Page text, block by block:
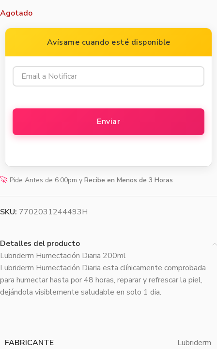
Agotado
Avísame cuando esté disponible
🚀 Pide Antes de 6:00pm y Recibe en Menos de 3 Horas
SKU: 7702031244493H
Detalles del producto
Lubriderm Humectación Diaria 200ml
Lubriderm Humectación Diaria esta clínicamente comprobada
para humectar hasta por 48 horas, reparar y refrescar la piel,
dejándola visiblemente saludable en solo 1 día.
FABRICANTE Lubriderm